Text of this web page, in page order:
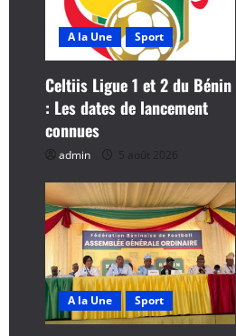
l
e
A la Une Sport
Celtiis Ligue 1 et 2 du Bénin
: Les dates de lancement
connues
admin 5 août 2026
A la Une Sport